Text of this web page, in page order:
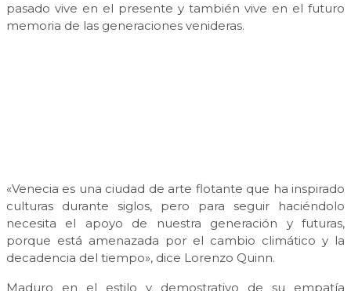
pasado vive en el presente y también vive en el futuro
memoria de las generaciones venideras.
«Venecia es una ciudad de arte flotante que ha inspirado
culturas durante siglos, pero para seguir haciéndolo
necesita el apoyo de nuestra generación y futuras,
porque está amenazada por el cambio climático y la
decadencia del tiempo», dice Lorenzo Quinn.
Maduro en el estilo y demostrativo de su empatía